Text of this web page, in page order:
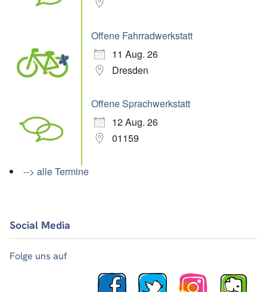
Offene Fahrradwerkstatt
11 Aug. 26
Dresden
Offene Sprachwerkstatt
12 Aug. 26
01159
--> alle Termine
Social Media
Folge uns auf